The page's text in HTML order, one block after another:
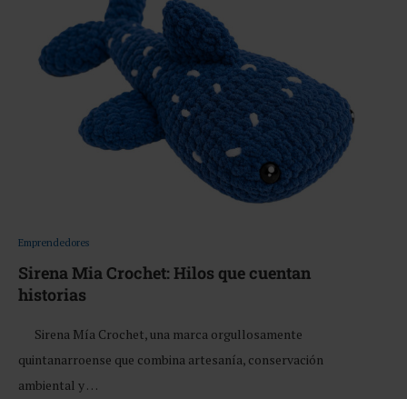
Emprendedores
Sirena Mia Crochet: Hilos que cuentan
historias
Sirena Mía Crochet, una marca orgullosamente
quintanarroense que combina artesanía, conservación
ambiental y …